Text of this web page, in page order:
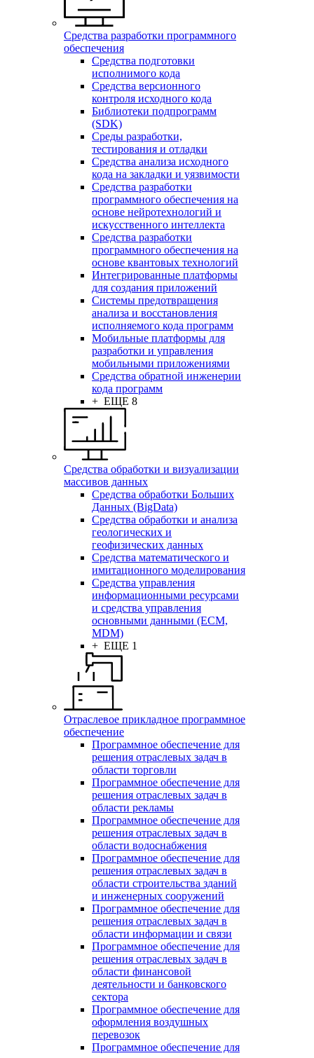
Средства разработки программного
обеспечения
Средства подготовки
исполнимого кода
Средства версионного
контроля исходного кода
Библиотеки подпрограмм
(SDK)
Среды разработки,
тестирования и отладки
Средства анализа исходного
кода на закладки и уязвимости
Средства разработки
программного обеспечения на
основе нейротехнологий и
искусственного интеллекта
Средства разработки
программного обеспечения на
основе квантовых технологий
Интегрированные платформы
для создания приложений
Системы предотвращения
анализа и восстановления
исполняемого кода программ
Мобильные платформы для
разработки и управления
мобильными приложениями
Средства обратной инженерии
кода программ
+ ЕЩЕ 8
Средства обработки и визуализации
массивов данных
Средства обработки Больших
Данных (BigData)
Средства обработки и анализа
геологических и
геофизических данных
Средства математического и
имитационного моделирования
Средства управления
информационными ресурсами
и средства управления
основными данными (ECM,
MDM)
+ ЕЩЕ 1
Отраслевое прикладное программное
обеспечение
Программное обеспечение для
решения отраслевых задач в
области торговли
Программное обеспечение для
решения отраслевых задач в
области рекламы
Программное обеспечение для
решения отраслевых задач в
области водоснабжения
Программное обеспечение для
решения отраслевых задач в
области строительства зданий
и инженерных сооружений
Программное обеспечение для
решения отраслевых задач в
области информации и связи
Программное обеспечение для
решения отраслевых задач в
области финансовой
деятельности и банковского
сектора
Программное обеспечение для
оформления воздушных
перевозок
Программное обеспечение для